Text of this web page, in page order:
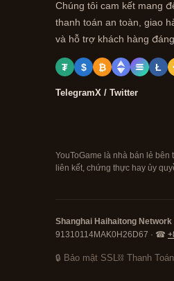
Chúng tôi cam kết mang
thanh toán an toàn, giao
và hỗ trợ khách hàng
₮ $ ₿ Ł
TelegramX / Twitter
YouToGame là nhà bán lẻ
liên kết, chứng thực hay ủy
Shanghai Haihaitong Network
91310114MAK0H26D67 · ☎
🔒 Bảo mật SSL⛓ Thanh